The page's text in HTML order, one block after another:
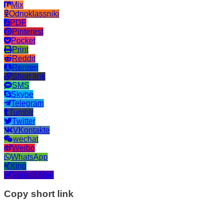
Mix
Odnoklassniki
PDF
Pinterest
Pocket
Print
Reddit
Renren
Short link
SMS
Skype
Telegram
Tumblr
Twitter
VKontakte
wechat
Weibo
WhatsApp
Xing
Yahoo! Mail
Copy short link